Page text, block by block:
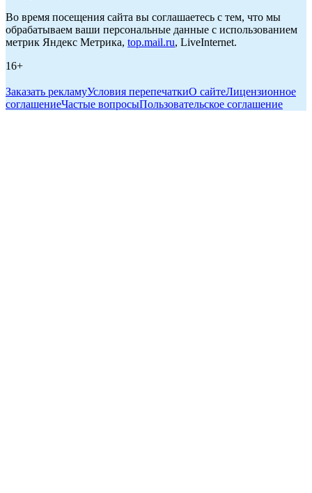
Во время посещения сайта вы соглашаетесь с тем, что мы
обрабатываем ваши персональные данные с использованием
метрик Яндекс Метрика, top.mail.ru, LiveInternet.
16+
Заказать рекламуУсловия перепечаткиО сайтеЛицензионное
соглашениеЧастые вопросыПользовательское соглашение